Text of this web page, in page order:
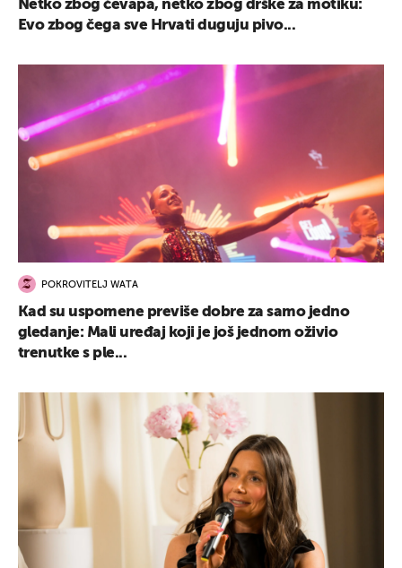
Netko zbog ćevapa, netko zbog drške za motiku:
Evo zbog čega sve Hrvati duguju pivo...
POKROVITELJ WATA
Kad su uspomene previše dobre za samo jedno
gledanje: Mali uređaj koji je još jednom oživio
trenutke s ple...
UKLJUČITE NOTIFIKACIJE